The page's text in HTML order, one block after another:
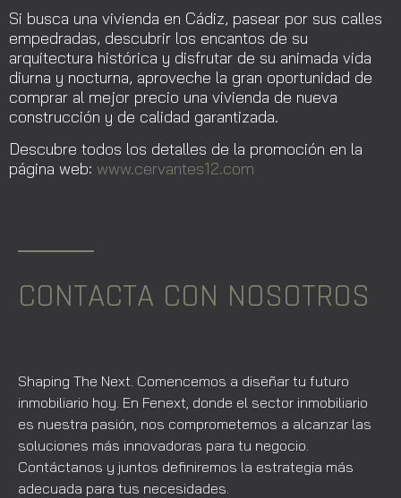
Si busca una vivienda en Cádiz, pasear por sus calles
empedradas, descubrir los encantos de su
arquitectura histórica y disfrutar de su animada vida
diurna y nocturna, aproveche la gran oportunidad de
comprar al mejor precio una vivienda de nueva
construcción y de calidad garantizada.
Descubre todos los detalles de la promoción en la
página web: www.cervantes12.com
CONTACTA CON NOSOTROS
Shaping The Next. Comencemos a diseñar tu futuro
inmobiliario hoy. En Fenext, donde el sector inmobiliario
es nuestra pasión, nos comprometemos a alcanzar las
soluciones más innovadoras para tu negocio.
Contáctanos y juntos definiremos la estrategia más
adecuada para tus necesidades.